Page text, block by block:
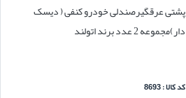
پشتی عرقگیرصندلی خودرو کنفی ( دیسک
دار)مجموعه 2 عدد برند اتولند
کد کالا : 8693